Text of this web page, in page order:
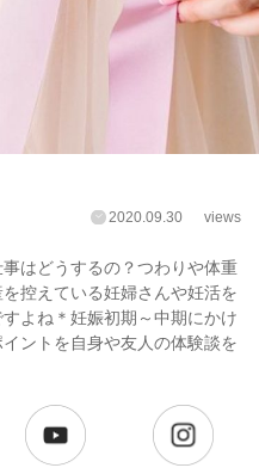
2020.09.30 views
はどうするの？つわりや体重
控えている妊婦さんや妊活を
よね＊妊娠初期～中期にかけ
ントを自身や友人の体験談を